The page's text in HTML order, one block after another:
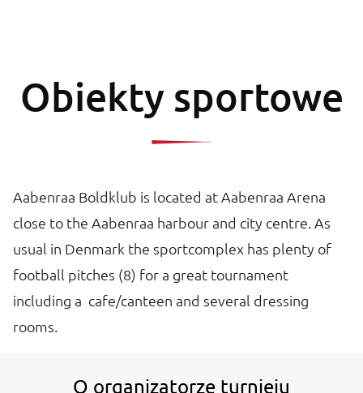
Obiekty sportowe
Aabenraa Boldklub is located at Aabenraa Arena
close to the Aabenraa harbour and city centre. As
usual in Denmark the sportcomplex has plenty of
football pitches (8) for a great tournament
including a cafe/canteen and several dressing
rooms.
O organizatorze turnieju